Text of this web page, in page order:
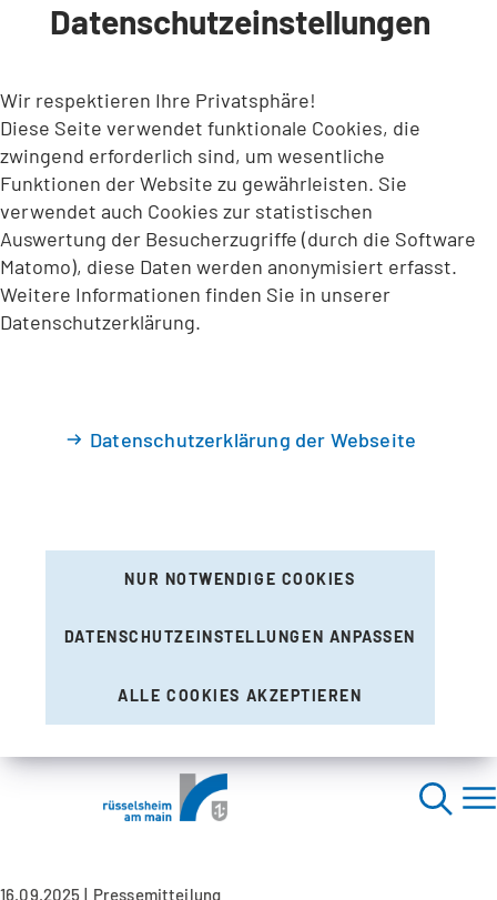
INHALT ANSPRINGEN
Datenschutzeinstellungen
Wir respektieren Ihre Privatsphäre!
Diese Seite verwendet funktionale Cookies, die
zwingend erforderlich sind, um wesentliche
Funktionen der Website zu gewährleisten. Sie
verwendet auch Cookies zur statistischen
Auswertung der Besucherzugriffe (durch die Software
Matomo), diese Daten werden anonymisiert erfasst.
Weitere Informationen finden Sie in unserer
Datenschutzerklärung.
Datenschutzerklärung der Webseite
NUR NOTWENDIGE COOKIES
DATENSCHUTZEINSTELLUNGEN ANPASSEN
ALLE COOKIES AKZEPTIEREN
16.09.2025 Pressemitteilung